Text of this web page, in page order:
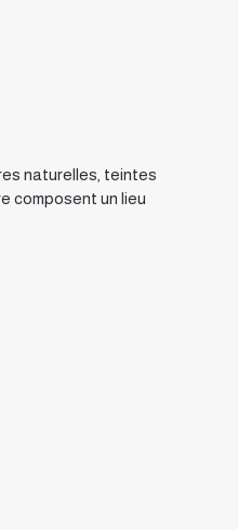
naturelles, teintes
composent un lieu